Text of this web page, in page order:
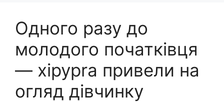
Одного разу до
молодого початківця
— хipyprа привели на
огляд дівчинку